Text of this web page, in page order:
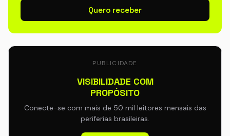
Quero receber
PUBLICIDADE
VISIBILIDADE COM
PROPÓSITO
Conecte-se com mais de 50 mil leitores mensais das
periferias brasileiras.